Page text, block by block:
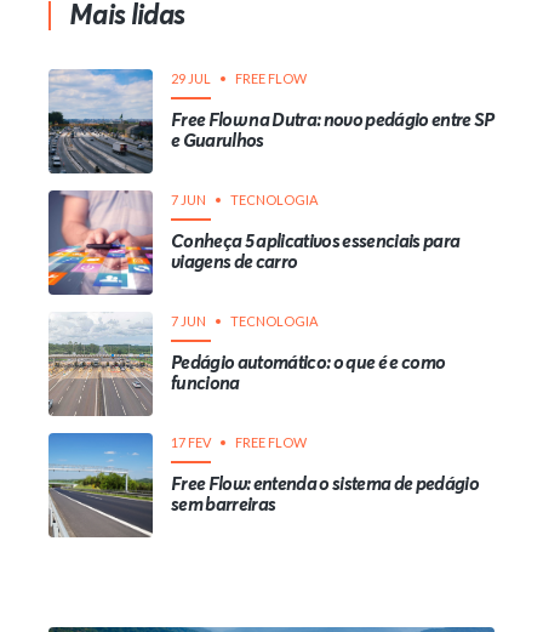
Mais lidas
29 JUL FREE FLOW
Free Flow na Dutra: novo pedágio entre SP
e Guarulhos
7 JUN TECNOLOGIA
Conheça 5 aplicativos essenciais para
viagens de carro
7 JUN TECNOLOGIA
Pedágio automático: o que é e como
funciona
17 FEV FREE FLOW
Free Flow: entenda o sistema de pedágio
sem barreiras